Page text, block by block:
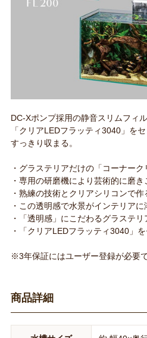
DC-Xポンプ採用の静音スリムフィ
「クリアLEDフラッティ3040」を
すっきり収まる。
・グラステリアだけの「コーナーク
・専用の研磨機により芸術的に磨
・熟練の技術とクリアシリコンで
・この透明感で水景がインテリアに
・「透明感」にこだわるグラステ
・「クリアLEDフラッティ3040」
※3年保証にはユーザー登録が必要
商品詳細